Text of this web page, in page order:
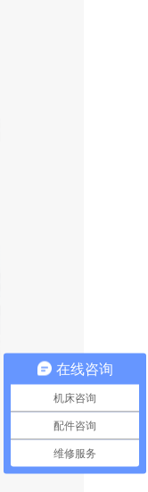
在线咨询
机床咨询
配件咨询
维修服务